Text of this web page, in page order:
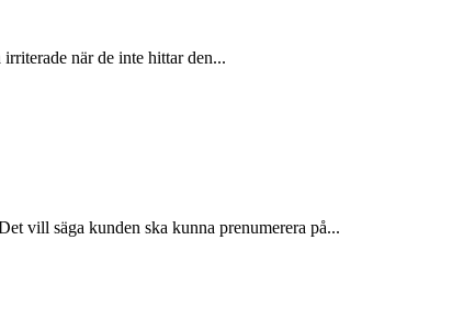
när de inte hittar den...
vill säga kunden ska kunna prenumerera på...